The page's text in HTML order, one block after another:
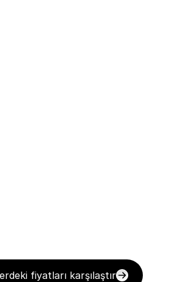
fiyatları karşılaştır